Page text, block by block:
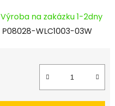
Výroba na zakázku 1-2dny
P08028-WLC1003-03W